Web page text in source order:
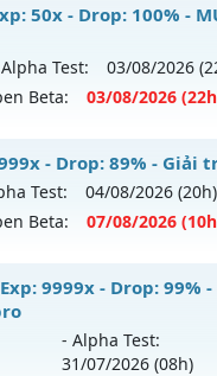
Mới
máy chủKim Long
mới
50x - Drop: 100% -
Test: 03/08/2026
Beta: 03/08/2026
CÀY CẤY NGUYÊN
máy chủMáy chủ
- Drop: 89% - Giải
Test: 04/08/2026 (20h)
Beta: 07/08/2026
máy chủ
Thuốc Lào
9999x - Drop: 99%
- Alpha Test:
31/07/2026 (08h)